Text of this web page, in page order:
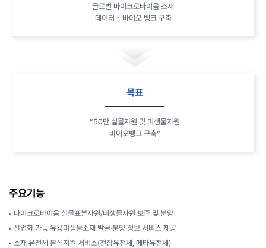
글로벌 마이크로바이옴 소재
데이터ㆍ바이오 뱅크 구축
목표
“50만 실물자원 및 미생물자원
바이오뱅크 구축”
주요기능
마이크로바이옴 실물표본자원/미생물자원 보존 및 분양
산업화 가능 유용미생물소재 발굴·분양·정보 서비스 제공
소재 유전체 분석지원 서비스(전장유전체, 메타유전체)